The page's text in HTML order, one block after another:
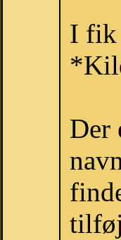
I fik
Der